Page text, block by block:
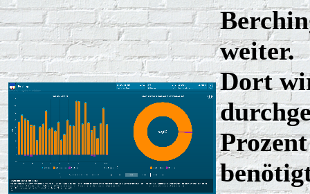
weiter.
Dort